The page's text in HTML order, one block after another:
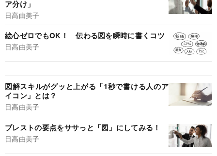
ア分け」
日高由美子
絵心ゼロでもOK！ 伝わる図を瞬時に書くコツ
日高由美子
図解スキルがグッと上がる「1秒で書ける人のア
イコン」とは？
日高由美子
ブレストの要点をササっと「図」にしてみる！
日高由美子